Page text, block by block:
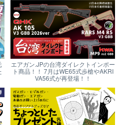
エアガン.JPの台湾ダイレクトインポー
ト商品！！ 7月はWE65式歩槍やAKRI
VA56式が再登場！！